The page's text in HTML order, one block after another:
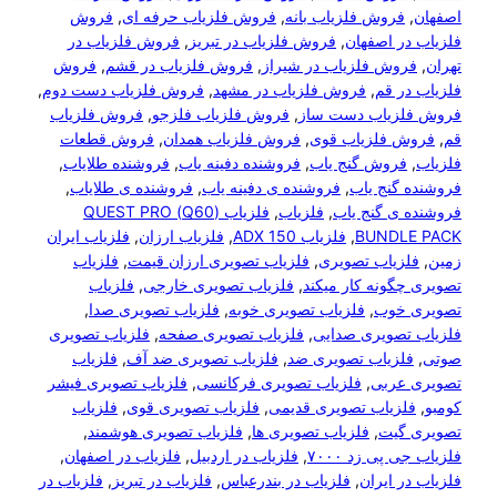
فلزیاب بانه, فروش فلزیاب حرفه ای , فروش
, فروش فلزیاب در تبریز, فروش فلزیاب در
در شیراز , فروش فلزیاب در قشم, فروش
فروش فلزیاب در مشهد , فروش فلزیاب دست دوم ,
دست ساز , فروش فلزیاب فلزجو, فروش فلزیاب
قوی, فروش فلزیاب همدان, فروش قطعات
گنج یاب, فروشنده دفینه یاب, فروشنده طلایاب,
, فروشنده ی دفینه یاب, فروشنده ی طلایاب,
یاب , فلزیاب,
فلزیاب (Q60) QUEST PRO
فلزیاب ADX 150 , فلزیاب ارزان, فلزیاب ایران
تصویری, فلزیاب تصویری ارزان قیمت, فلزیاب
کار میکند, فلزیاب تصویری خارجی, فلزیاب
فلزیاب تصویری خوبه , فلزیاب تصویری صدا,
صدایی, فلزیاب تصویری صفحه, فلزیاب تصویری
تصویری ضد, فلزیاب تصویری ضد آف, فلزیاب
فلزیاب تصویری فرکانسی , فلزیاب تصویری فیشر
تصویری قدیمی, فلزیاب تصویری قوی , فلزیاب
فلزیاب تصویری ها, فلزیاب تصویری هوشمند,
۷۰۰۰
, فلزیاب در اردبیل, فلزیاب در اصفهان ,
فلزیاب در بندرعباس, فلزیاب در تبریز , فلزیاب در